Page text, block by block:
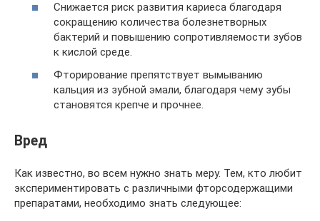
Снижается риск развития кариеса благодаря
сокращению количества болезнетворных
бактерий и повышению сопротивляемости зубов
к кислой среде.
Фторирование препятствует вымыванию
кальция из зубной эмали, благодаря чему зубы
становятся крепче и прочнее.
Вред
Как известно, во всем нужно знать меру. Тем, кто любит
экспериментировать с различными фторсодержащими
препаратами, необходимо знать следующее: